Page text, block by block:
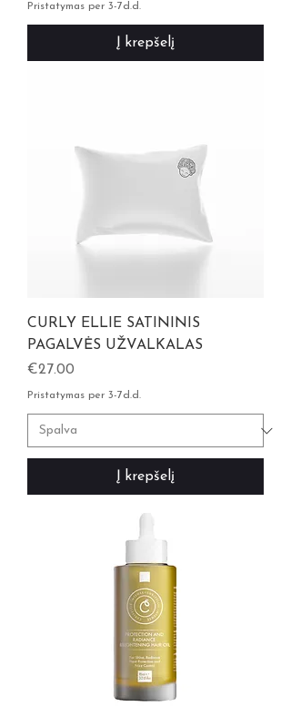
Pristatymas per 3-7d.d.
Į krepšelį
CURLY ELLIE SATININIS
PAGALVĖS UŽVALKALAS
Kaina
€27.00
Pristatymas per 3-7d.d.
Į krepšelį